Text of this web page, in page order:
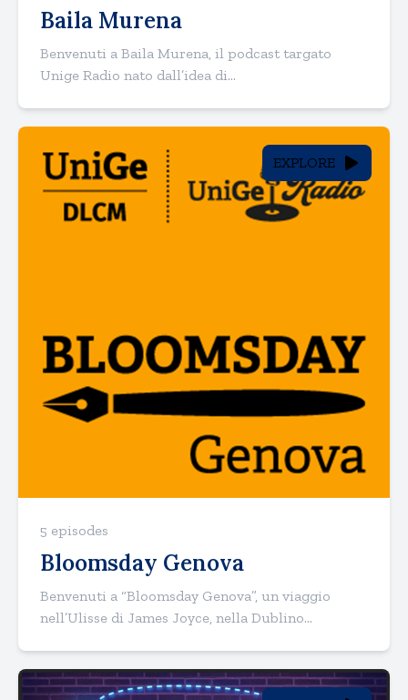
Baila Murena
Benvenuti a Baila Murena, il podcast targato
Unige Radio nato dall’idea di...
EXPLORE
5 episodes
Bloomsday Genova
Benvenuti a “Bloomsday Genova”, un viaggio
nell’Ulisse di James Joyce, nella Dublino...